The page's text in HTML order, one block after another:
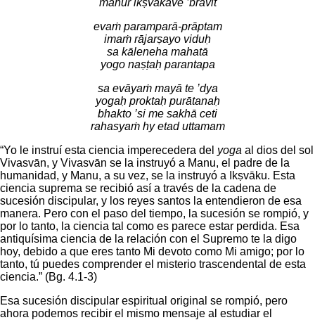
manur ikṣvākave ’bravīt
evaṁ paramparā-prāptam
imaṁ rājarṣayo viduḥ
sa kāleneha mahatā
yogo naṣṭaḥ parantapa
sa evāyaṁ mayā te ’dya
yogaḥ proktaḥ purātanaḥ
bhakto ’si me sakhā ceti
rahasyaṁ hy etad uttamam
“Yo le instruí esta ciencia imperecedera del yoga al dios del sol
Vivasvān, y Vivasvān se la instruyó a Manu, el padre de la
humanidad, y Manu, a su vez, se la instruyó a Ikṣvāku. Esta
ciencia suprema se recibió así a través de la cadena de
sucesión discipular, y los reyes santos la entendieron de esa
manera. Pero con el paso del tiempo, la sucesión se rompió, y
por lo tanto, la ciencia tal como es parece estar perdida. Esa
antiquísima ciencia de la relación con el Supremo te la digo
hoy, debido a que eres tanto Mi devoto como Mi amigo; por lo
tanto, tú puedes comprender el misterio trascendental de esta
ciencia.” (Bg. 4.1-3)
Esa sucesión discipular espiritual original se rompió, pero
ahora podemos recibir el mismo mensaje al estudiar el